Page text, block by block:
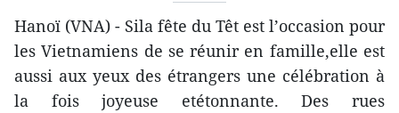
Hanoï (VNA) - Sila fête du Têt est l’occasion pour
les Vietnamiens de se réunir en famille,elle est
aussi aux yeux des étrangers une célébration à
la fois joyeuse etétonnante. Des rues